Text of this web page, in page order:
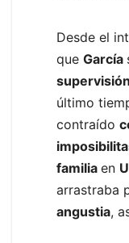
Desde el
que García
supervisión
último
contraído
familia en
arrastraba
angustia,